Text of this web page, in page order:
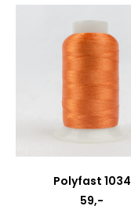
Polyfast 1034
59,-